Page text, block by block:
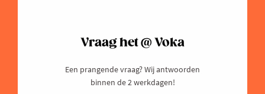
Vraag het @ Voka
Een prangende vraag? Wij antwoorden
binnen de 2 werkdagen!